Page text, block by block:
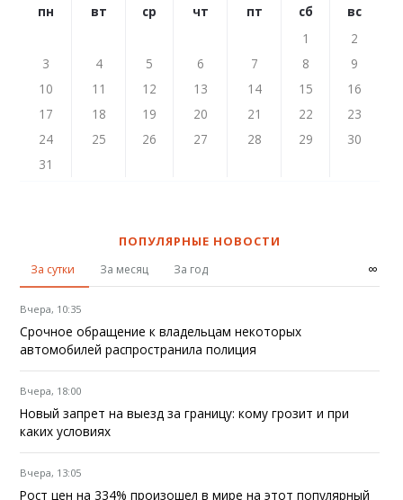
пн вт ср чт пт сб
вс
1
2
3
4 5 6 7 8
9
10
11 12 13 14 15
16
17
18 19 20 21 22
23
24
25 26 27 28 29
30
31
ПОПУЛЯРНЫЕ НОВОСТИ
За сутки За месяц За год ∞
Вчера, 10:35
Срочное обращение к владельцам некоторых
автомобилей распространила полиция
Вчера, 18:00
Новый запрет на выезд за границу: кому грозит и при
каких условиях
Вчера, 13:05
Рост цен на 334% произошел в мире на этот популярный